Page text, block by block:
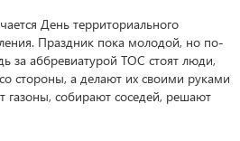
День территориального
Праздник пока молодой, но по-
за аббревиатурой ТОС стоят люди,
стороны, а делают их своими руками
газоны, собирают соседей, решают